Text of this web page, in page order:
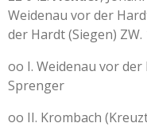
Weidenau vor der
der Hardt (Siegen) ZW.
oo I. Weidenau vor der
Sprenger
oo II. Krombach